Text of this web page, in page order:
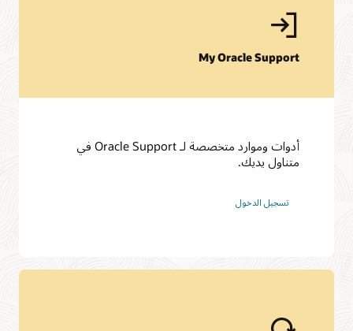
My Oracle Support
أدوات وموارد متخصصة لـ Oracle Support في
متناول يديك.
تسجيل الدخول